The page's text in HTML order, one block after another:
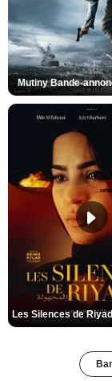
Mutiny Bande-